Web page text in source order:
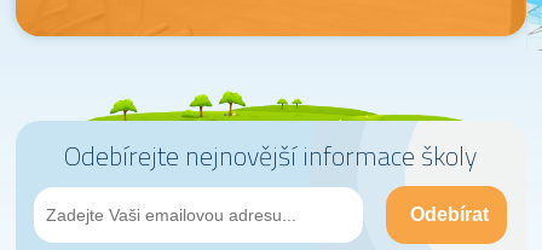
Odebírejte nejnovější informace školy